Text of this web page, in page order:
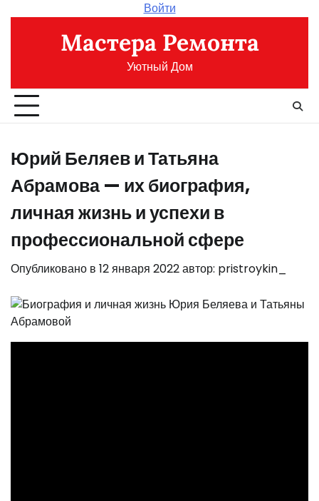
содержимому
Войти
Мастера Ремонта
Уютный Дом
Юрий Беляев и Татьяна
Абрамова — их биография,
личная жизнь и успехи в
профессиональной сфере
Опубликовано в 12 января 2022автор: pristroykin_